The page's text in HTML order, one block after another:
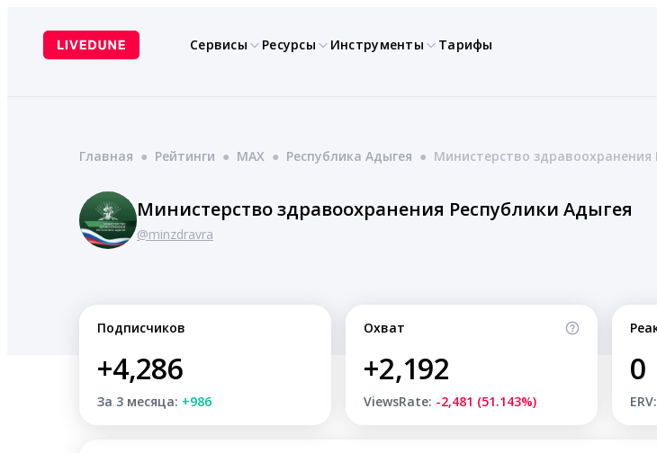
содержимому
Сервисы Ресурсы Инструменты Тарифы
Главная ● Рейтинги ● MAX ● Республика Адыгея ● Министерство здравоохранения
Министерство здравоохранения Республики Адыгея
@minzdravra
Подписчиков
+4,286
За 3 месяца: +986
Охват
+2,192
ViewsRate: -2,481 (51.143%)
0
ERV: